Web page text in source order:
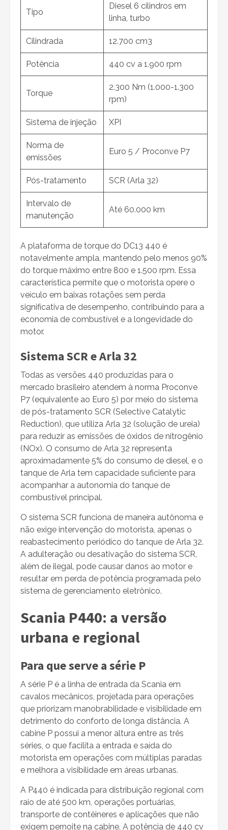
Tipo
Diesel 6 cilindros em
linha, turbo
Cilindrada 12.700 cm3
Potência 440 cv a 1.900 rpm
Torque
2.300 Nm (1.000-1.300
rpm)
Sistema de injeção XPI
Norma de
emissões
Euro 5 / Proconve P7
Pós-tratamento SCR (Arla 32)
Intervalo de
manutenção
Até 60.000 km
A plataforma de torque do DC13 440 é
notavelmente ampla, mantendo pelo menos 90%
do torque máximo entre 800 e 1.500 rpm. Essa
característica permite que o motorista opere o
veículo em baixas rotações sem perda
significativa de desempenho, contribuindo para a
economia de combustível e a longevidade do
motor.
Sistema SCR e Arla 32
Todas as versões 440 produzidas para o
mercado brasileiro atendem à norma Proconve
P7 (equivalente ao Euro 5) por meio do sistema
de pós-tratamento SCR (Selective Catalytic
Reduction), que utiliza Arla 32 (solução de ureia)
para reduzir as emissões de óxidos de nitrogênio
(NOx). O consumo de Arla 32 representa
aproximadamente 5% do consumo de diesel, e o
tanque de Arla tem capacidade suficiente para
acompanhar a autonomia do tanque de
combustível principal.
O sistema SCR funciona de maneira autônoma e
não exige intervenção do motorista, apenas o
reabastecimento periódico do tanque de Arla 32.
A adulteração ou desativação do sistema SCR,
além de ilegal, pode causar danos ao motor e
resultar em perda de potência programada pelo
sistema de gerenciamento eletrônico.
Scania P440: a versão
urbana e regional
Para que serve a série P
A série P é a linha de entrada da Scania em
cavalos mecânicos, projetada para operações
que priorizam manobrabilidade e visibilidade em
detrimento do conforto de longa distância. A
cabine P possui a menor altura entre as três
séries, o que facilita a entrada e saída do
motorista em operações com múltiplas paradas
e melhora a visibilidade em áreas urbanas.
A P440 é indicada para distribuição regional com
raio de até 500 km, operações portuárias,
transporte de contêineres e aplicações que não
exigem pernoite na cabine. A potência de 440 cv